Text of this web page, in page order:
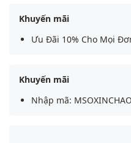
Khuyến mãi
Ưu Đãi 10% Cho Mọi
Khuyến mãi
Nhập mã: